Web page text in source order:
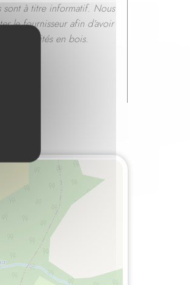
sont à titre informatif. Nous
le fournisseur afin d’avoir
en bois.